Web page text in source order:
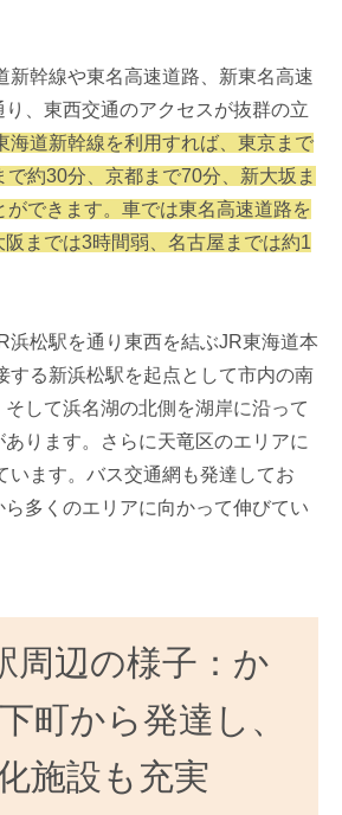
新幹線や東名高速道路、新東名高速
、東西交通のアクセスが抜群の立
海道新幹線を利用すれば、東京まで
で約30分、京都まで70分、新大坂ま
ができます。車では東名高速道路を
までは3時間弱、名古屋までは約1
浜松駅を通り東西を結ぶJR東海道本
する新浜松駅を起点として市内の南
して浜名湖の北側を湖岸に沿って
ります。さらに天竜区のエリアに
います。バス交通網も発達してお
ら多くのエリアに向かって伸びてい
周辺の様子：か
町から発達し、
施設も充実